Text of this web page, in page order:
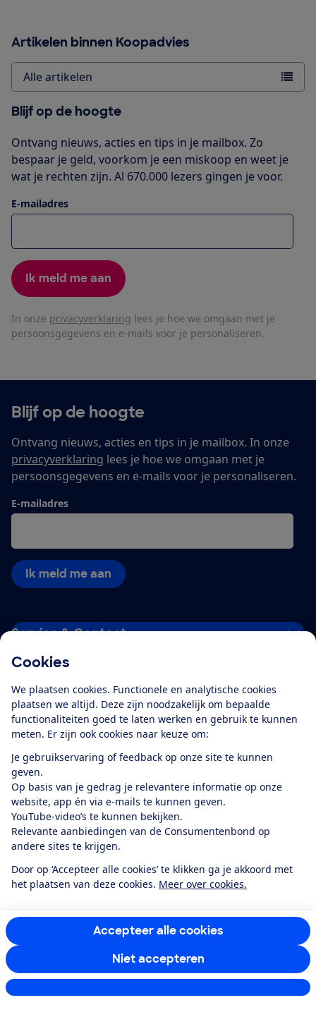
Cookies
We plaatsen cookies. Functionele en analytische cookies
plaatsen we altijd. Deze zijn noodzakelijk om bepaalde
functionaliteiten goed te laten werken en gebruik te kunnen
meten. Er zijn ook cookies naar keuze om:
Je gebruikservaring of feedback op onze site te kunnen
geven.
Op basis van je gedrag je relevantere informatie op onze
website, app én via e-mails te kunnen geven.
YouTube-video’s te kunnen bekijken.
Relevante aanbiedingen van de Consumentenbond op
andere sites te krijgen.
Door op ‘Accepteer alle cookies’ te klikken ga je akkoord met
het plaatsen van deze cookies. Meer over cookies.
Accepteer alle cookies
Niet accepteren
Artikelen binnen Koopadvies
Alle artikelen
Blijf op de hoogte
Ontvang nieuws, acties en tips in je mailbox. Zo
bespaar je geld, voorkom je een miskoop en weet je
wat je rechten zijn. Al 670.000 lezers gingen je voor.
E-mailadres
Ik meld me aan
In onze privacyverklaring lees je hoe we omgaan met je
persoonsgegevens en e-mails voor je personaliseren.
Blijf op de hoogte
Ontvang nieuws, acties en tips in je mailbox. In onze
privacyverklaring lees je hoe we omgaan met je
persoonsgegevens en e-mails voor je personaliseren.
E-mailadres
Ik meld me aan
Service & Contact
Over ons
Doe mee
Boeken & Bladen
Download de app
Consumentenbond-
app
Algemene Voorwaarden
Privacyverklaring
Cookiebeleid
Toegankelijkheid